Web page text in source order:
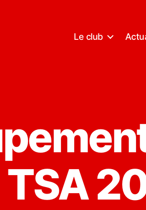
Le club
TSA